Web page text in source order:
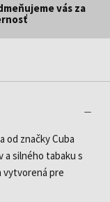
vás za
od značky Cuba
a silného tabaku s
vytvorená pre